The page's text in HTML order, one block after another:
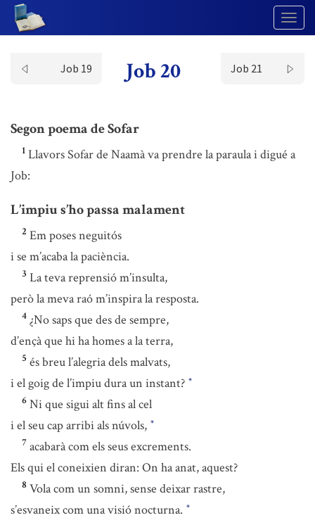
Job 19 Job 20 Job 21
Segon poema de Sofar
1 Llavors Sofar de Naamà va prendre la paraula i digué a
Job:
L’impiu s’ho passa malament
2 Em poses neguitós
i se m’acaba la paciència.
3 La teva reprensió m’insulta,
però la meva raó m’inspira la resposta.
4 ¿No saps que des de sempre,
d’ençà que hi ha homes a la terra,
5 és breu l’alegria dels malvats,
i el goig de l’impiu dura un instant? *
6 Ni que sigui alt fins al cel
i el seu cap arribi als núvols, *
7 acabarà com els seus excrements.
Els qui el coneixien diran: On ha anat, aquest?
8 Vola com un somni, sense deixar rastre,
s’esvaneix com una visió nocturna. *